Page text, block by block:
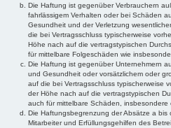
Die Haftung ist gegenüber Verbrauchern
fahrlässigem Verhalten oder bei Schäden
Gesundheit und der Verletzung
die bei Vertragsschluss typischerweise
Höhe nach auf die vertragstypischen
für mittelbare Folgeschäden wie
Die Haftung ist gegenüber Unternehmern
und Gesundheit oder vorsätzlichem oder
auf die bei Vertragsschluss typischerweise
der Höhe nach auf die vertragstypischen
auch für mittelbare Schäden, insbesondere
Die Haftungsbegrenzung der Absätze a
Mitarbeiter und Erfüllungsgehilfen des